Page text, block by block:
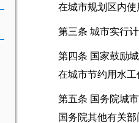
在城市规划区内
第三条 城市实行
第四条 国家鼓励
在城市节约用水
第五条 国务院城
国务院其他有关